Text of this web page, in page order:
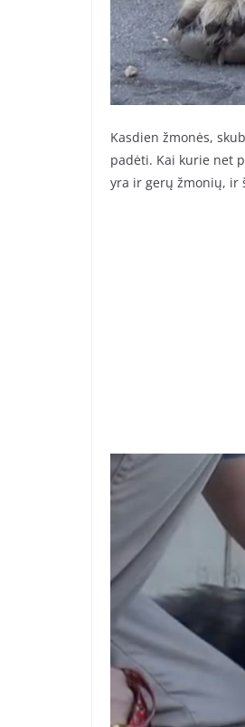
Kasdien žmonės,
padėti. Kai kurie net
yra ir gerų žmonių, ir